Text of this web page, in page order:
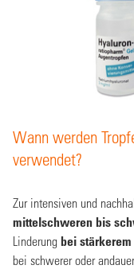
Wann werden
verwendet?
Zur intensiven und
mittelschweren bis
Linderung bei
bei schwerer oder